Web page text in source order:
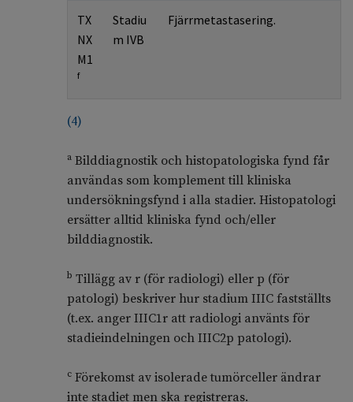
TX
NX
M1
f
Stadiu
m IVB
Fjärrmetastasering.
(4)
aBilddiagnostik och histopatologiska fynd får
användas som komplement till kliniska
undersökningsfynd i alla stadier. Histopatologi
ersätter alltid kliniska fynd och/eller
bilddiagnostik.
b Tillägg av r (för radiologi) eller p (för
patologi) beskriver hur stadium IIIC fastställts
(t.ex. anger IIIC1r att radiologi använts för
stadieindelningen och IIIC2p patologi).
cFörekomst av isolerade tumörceller ändrar
inte stadiet men ska registreras.